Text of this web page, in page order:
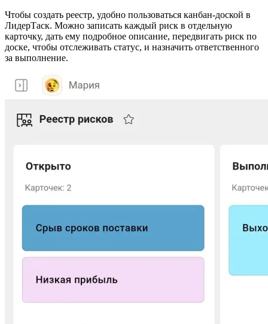
Чтобы создать реестр, удобно пользоваться канбан-доской в
ЛидерТаск. Можно записать каждый риск в отдельную
карточку, дать ему подробное описание, передвигать риск по
доске, чтобы отслеживать статус, и назначить ответственного
за выполнение.